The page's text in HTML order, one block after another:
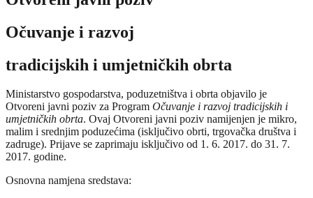
Očuvanje i razvoj
tradicijskih i umjetničkih obrta
Ministarstvo gospodarstva, poduzetništva i obrta objavilo je
Otvoreni javni poziv za Program Očuvanje i razvoj tradicijskih i
umjetničkih obrta. Ovaj Otvoreni javni poziv namijenjen je mikro,
malim i srednjim poduzećima (isključivo obrti, trgovačka društva i
zadruge). Prijave se zaprimaju isključivo od 1. 6. 2017. do 31. 7.
2017. godine.
Osnovna namjena sredstava: